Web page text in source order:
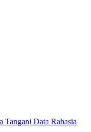
Data Rahasia